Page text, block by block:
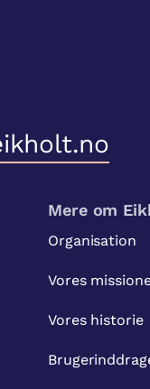
Mere om
Organisation
Vores
Vores historie